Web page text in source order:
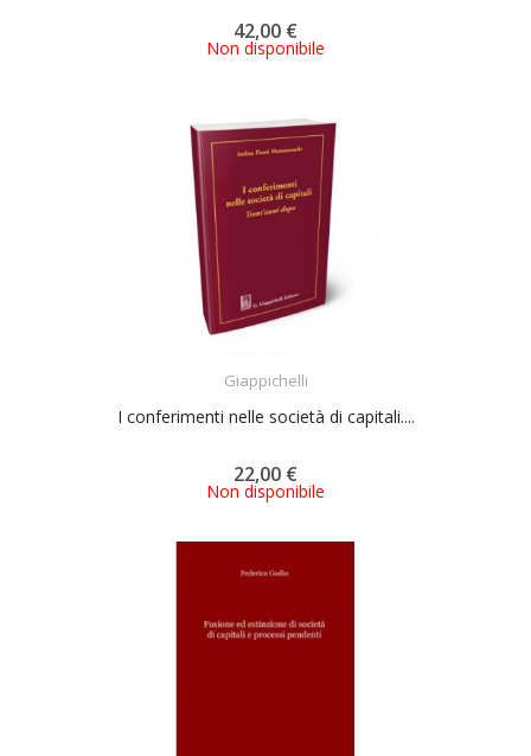
42,00 €
Non disponibile
Giappichelli
I conferimenti nelle società di capitali....
22,00 €
Non disponibile